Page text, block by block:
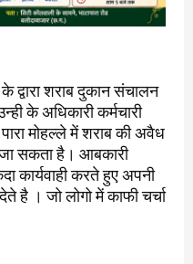
द्वारा शराब दुकान संचालन
के अधिकारी कर्मचारी
मोहल्ले में शराब की अवैध
जा सकता है। आबकारी
कार्यवाही करते हुए अपनी
है । जो लोगो में काफी चर्चा